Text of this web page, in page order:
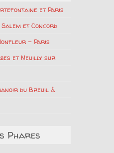
et Paris
et Concord
– Paris
et Neuilly sur
du Breuil à
Phares